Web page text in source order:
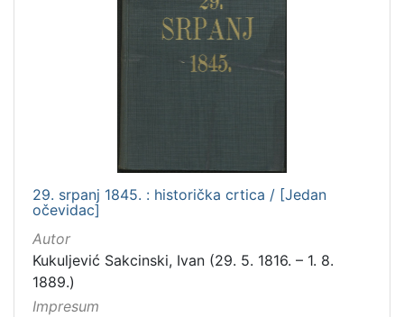
29. srpanj 1845. : historička crtica / [Jedan
očevidac]
Autor
Kukuljević Sakcinski, Ivan (29. 5. 1816. – 1. 8.
1889.)
Impresum